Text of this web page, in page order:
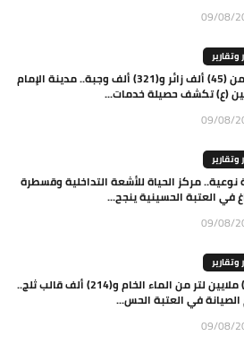
09/08/
وتقارير
أكثر من (45) ألف زائر و(321) ألف وجبة.. مدينة الإمام
(ع) تكشف حصيلة خدمات...
09/08/
وتقارير
نوعية.. مركز الحياة للأشعة التداخلية وقسطرة
في العتبة الحسينية ينجح...
09/08/
وتقارير
(408) ملايين لتر من الماء الخام و(214) ألف قالب ثلج..
في العتبة الحس...
09/08/